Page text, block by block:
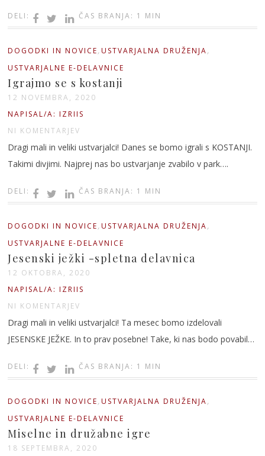
DELI: ČAS BRANJA: 1 MIN
DOGODKI IN NOVICE ,USTVARJALNA DRUŽENJA
USTVARJALNE E-DELAVNICE
Igrajmo se s kostanji
12 NOVEMBRA, 2020
NAPISAL/A: IZRIIS
NI KOMENTARJEV
Dragi mali in veliki ustvarjalci! Danes se bomo igrali s KOSTANJI.
Takimi divjimi. Najprej nas bo ustvarjanje zvabilo v park….
DELI: ČAS BRANJA: 1 MIN
DOGODKI IN NOVICE ,USTVARJALNA DRUŽENJA
USTVARJALNE E-DELAVNICE
Jesenski ježki -spletna delavnica
12 OKTOBRA, 2020
NAPISAL/A: IZRIIS
NI KOMENTARJEV
Dragi mali in veliki ustvarjalci! Ta mesec bomo izdelovali
JESENSKE JEŽKE. In to prav posebne! Take, ki nas bodo povabil…
DELI: ČAS BRANJA: 1 MIN
DOGODKI IN NOVICE ,USTVARJALNA DRUŽENJA
USTVARJALNE E-DELAVNICE
Miselne in družabne igre
18 SEPTEMBRA, 2020